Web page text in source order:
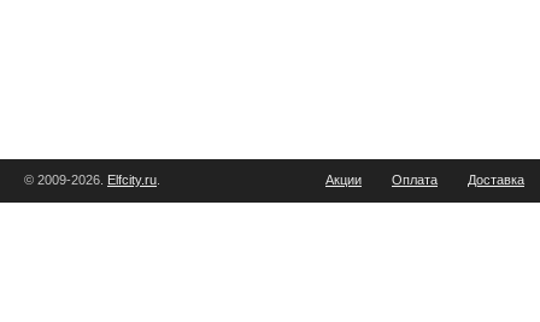
© 2009-2026. Elfcity.ru Акции Оплата Доставка